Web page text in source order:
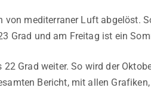
von mediterraner Luft abgelöst.
Grad und am Freitag ist ein
Grad weiter. So wird der
Bericht, mit allen